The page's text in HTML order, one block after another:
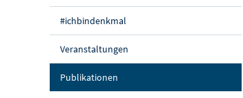
#ichbindenkmal
Veranstaltungen
Publikationen(aktuelle Seite)